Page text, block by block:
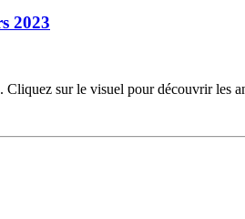
2023
sur le visuel pour découvrir les